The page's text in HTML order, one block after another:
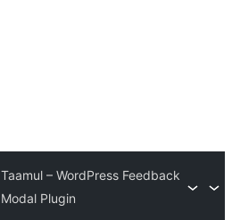
Taamul – WordPress Feedback
Modal Plugin